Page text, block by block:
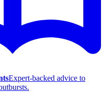
Expert-backed advice to